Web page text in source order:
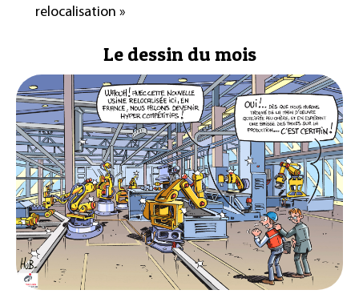
relocalisation »
Le dessin du mois